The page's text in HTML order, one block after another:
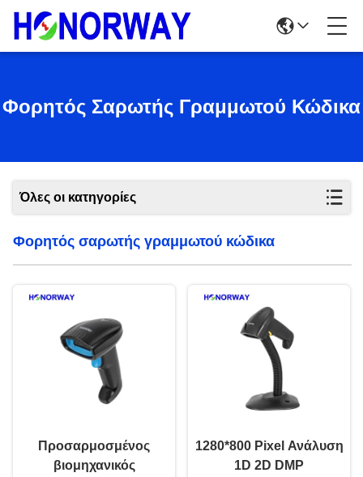
Φορητός Σαρωτής Γραμμωτού Κώδικα
Όλες οι κατηγορίες
Φορητός σαρωτής γραμμωτού κώδικα
Προσαρμοσμένος
βιομηχανικός
1280*800 Pixel Ανάλυση
1D 2D DMP